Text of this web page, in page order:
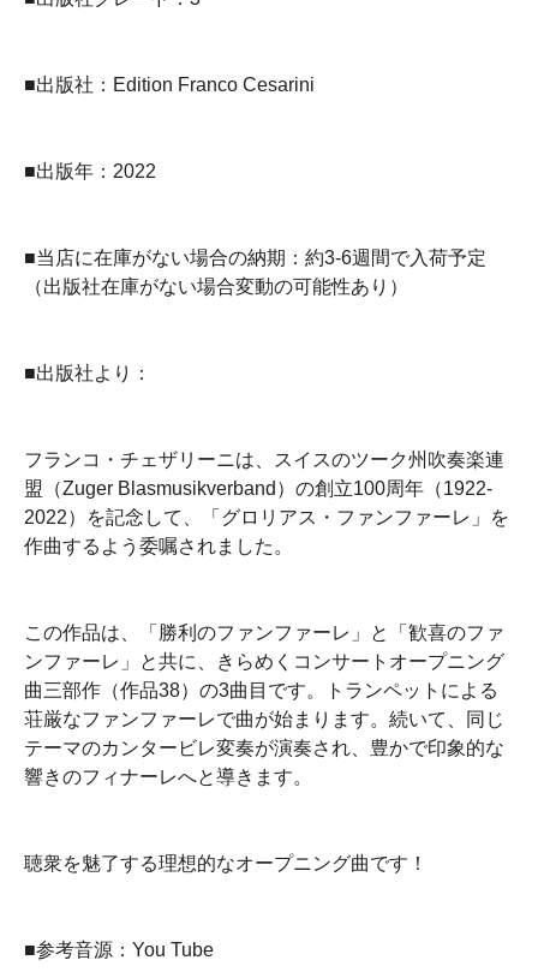
■出版社：Edition Franco Cesarini
■出版年：2022
■当店に在庫がない場合の納期：約3-6週間で入荷予定
（出版社在庫がない場合変動の可能性あり）
■出版社より：
フランコ・チェザリーニは、スイスのツーク州吹奏楽連
盟（Zuger Blasmusikverband）の創立100周年（1922-
2022）を記念して、「グロリアス・ファンファーレ」を
作曲するよう委嘱されました。
この作品は、「勝利のファンファーレ」と「歓喜のファ
ンファーレ」と共に、きらめくコンサートオープニング
曲三部作（作品38）の3曲目です。トランペットによる
荘厳なファンファーレで曲が始まります。続いて、同じ
テーマのカンタービレ変奏が演奏され、豊かで印象的な
響きのフィナーレへと導きます。
聴衆を魅了する理想的なオープニング曲です！
■参考音源：You Tube